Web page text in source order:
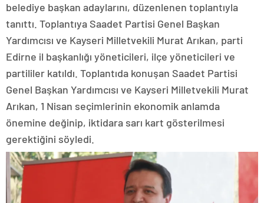
belediye başkan adaylarını, düzenlenen toplantıyla
tanıttı. Toplantıya Saadet Partisi Genel Başkan
Yardımcısı ve Kayseri Milletvekili Murat Arıkan, parti
Edirne il başkanlığı yöneticileri, ilçe yöneticileri ve
partililer katıldı. Toplantıda konuşan Saadet Partisi
Genel Başkan Yardımcısı ve Kayseri Milletvekili Murat
Arıkan, 1 Nisan seçimlerinin ekonomik anlamda
önemine değinip, iktidara sarı kart gösterilmesi
gerektiğini söyledi.